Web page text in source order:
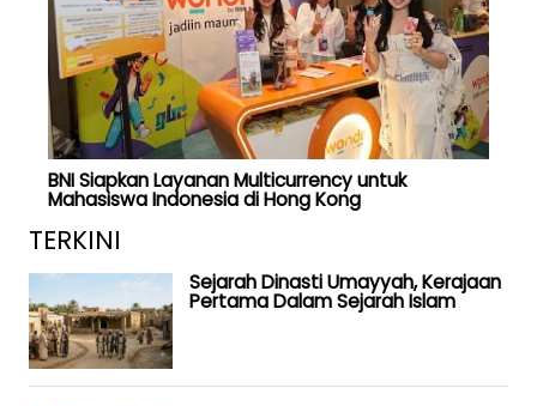
BNI Siapkan Layanan Multicurrency untuk
Mahasiswa Indonesia di Hong Kong
TERKINI
Sejarah Dinasti Umayyah, Kerajaan
Pertama Dalam Sejarah Islam